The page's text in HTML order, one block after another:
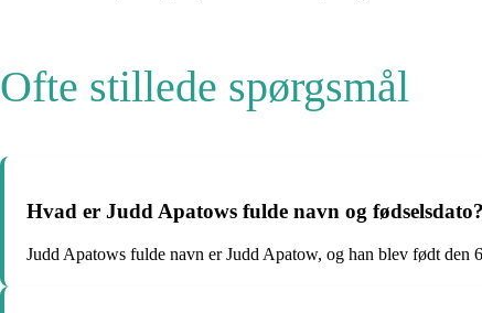
Ofte stillede spørgsmål
Hvad er Judd Apatows fulde navn og fødselsdato?
Judd Apatows fulde navn er Judd Apatow, og han blev født den